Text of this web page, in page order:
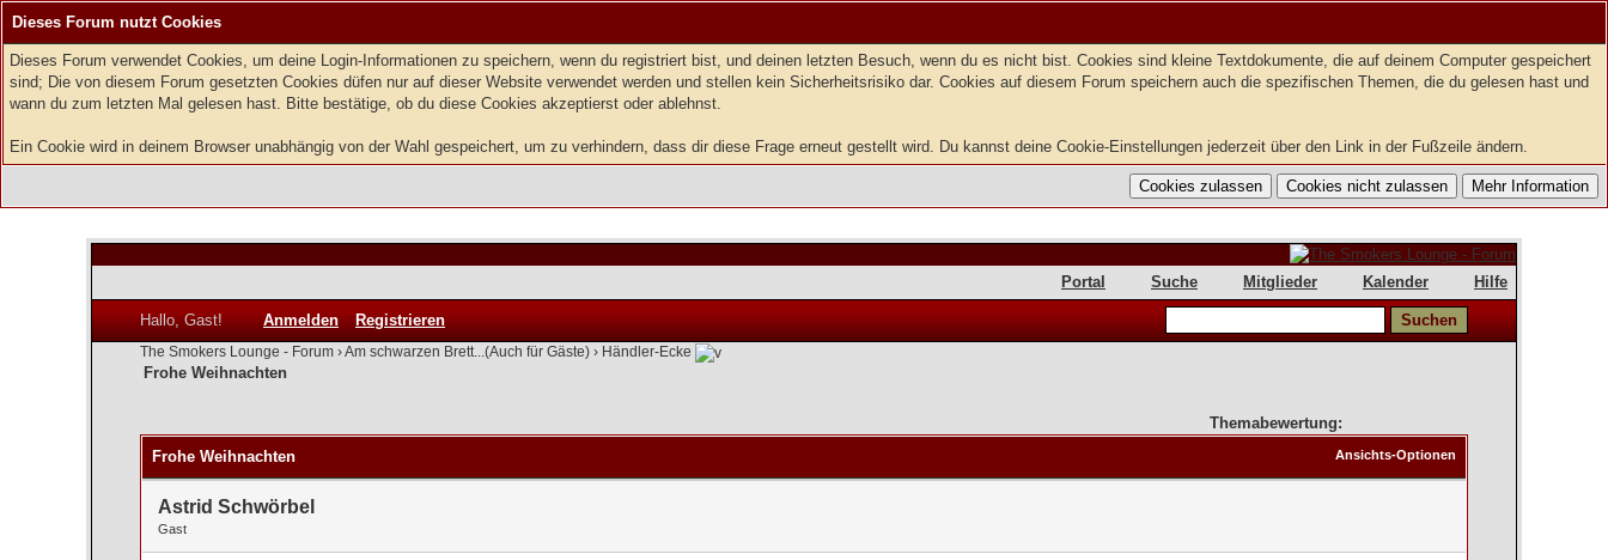
Dieses Forum nutzt Cookies
Dieses Forum verwendet Cookies, um deine Login-Informationen zu speichern, wenn du registriert bist, und deinen letzten Besuch, wenn du es nicht bist. Cookies sind kleine Textdokumente, die auf deinem Computer gespeichert
sind; Die von diesem Forum gesetzten Cookies düfen nur auf dieser Website verwendet werden und stellen kein Sicherheitsrisiko dar. Cookies auf diesem Forum speichern auch die spezifischen Themen, die du gelesen hast und
wann du zum letzten Mal gelesen hast. Bitte bestätige, ob du diese Cookies akzeptierst oder ablehnst.
Ein Cookie wird in deinem Browser unabhängig von der Wahl gespeichert, um zu verhindern, dass dir diese Frage erneut gestellt wird. Du kannst deine Cookie-Einstellungen jederzeit über den Link in der Fußzeile ändern.
Portal Suche Mitglieder Kalender Hilfe
Hallo, Gast! Anmelden Registrieren
The Smokers Lounge - Forum ›Am schwarzen Brett...(Auch für Gäste) › Händler-Ecke
Frohe Weihnachten
Themabewertung:
Ansichts-Optionen
Frohe Weihnachten
Astrid Schwörbel
Gast